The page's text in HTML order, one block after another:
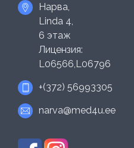
Нарва,
Linda 4,
6 этаж
Лицензия:
L06566,L06796
+(372) 56993305
narva@med4u.ee